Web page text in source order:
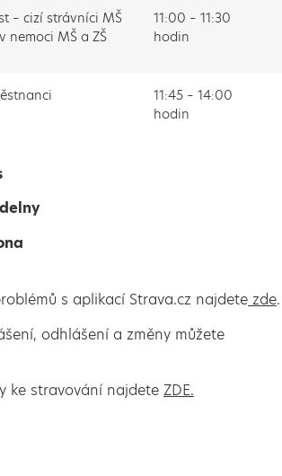
– cizí strávníci MŠ
nemoci MŠ a ZŠ
11:00 – 11:30
hodin
11:45 – 14:00
hodin
s aplikací Strava.cz najdete zde.
odhlášení a změny můžete
ke stravování najdete ZDE.